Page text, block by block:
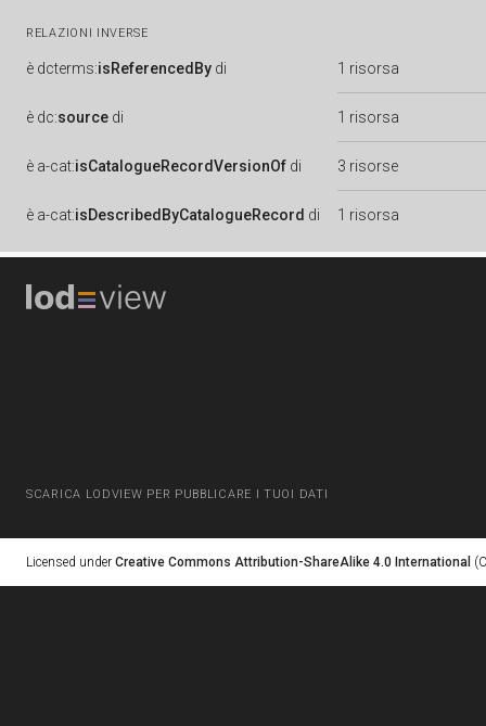
RELAZIONI INVERSE
è dcterms:isReferencedBy di 1 risorsa
è dc:source di 1 risorsa
è a-cat:isCatalogueRecordVersionOf di 3 risorse
è a-cat:isDescribedByCatalogueRecord di 1 risorsa
SCARICA LODVIEW PER PUBBLICARE I TUOI DATI
Licensed under Creative Commons Attribution-ShareAlike 4.0 International